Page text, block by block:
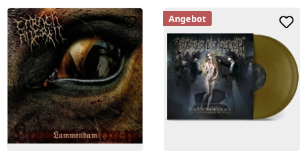
Angebot